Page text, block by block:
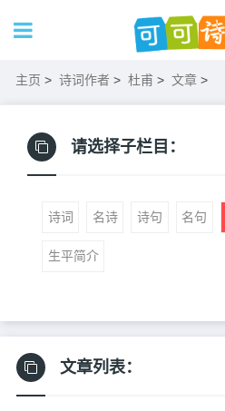
主页 > 诗词作者 > 杜甫 > 文章 >
请选择子栏目：
诗词 名诗 诗句 名句
生平简介
文章列表：